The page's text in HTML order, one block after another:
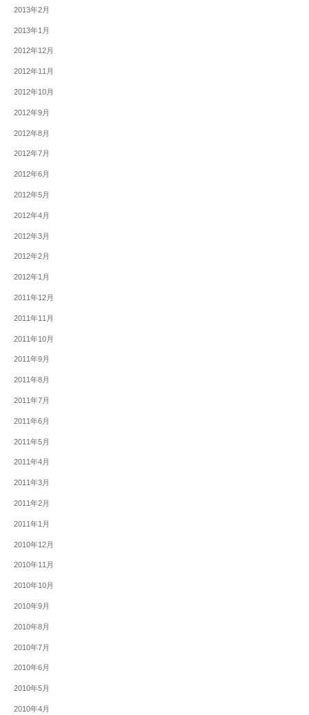
2013年2月
2013年1月
2012年12月
2012年11月
2012年10月
2012年9月
2012年8月
2012年7月
2012年6月
2012年5月
2012年4月
2012年3月
2012年2月
2012年1月
2011年12月
2011年11月
2011年10月
2011年9月
2011年8月
2011年7月
2011年6月
2011年5月
2011年4月
2011年3月
2011年2月
2011年1月
2010年12月
2010年11月
2010年10月
2010年9月
2010年8月
2010年7月
2010年6月
2010年5月
2010年4月